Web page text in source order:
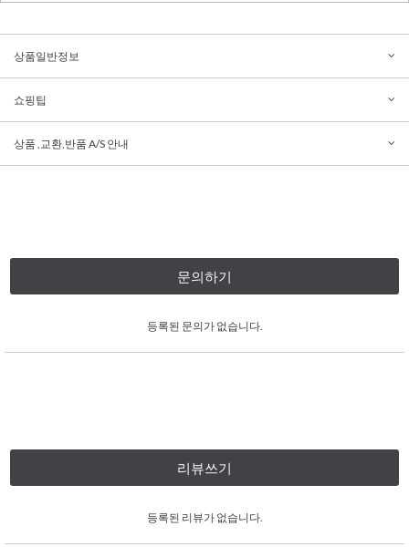
상품일반정보
쇼핑팁
상품 ,교환,반품 A/S 안내
문의하기
등록된 문의가 없습니다.
리뷰쓰기
등록된 리뷰가 없습니다.